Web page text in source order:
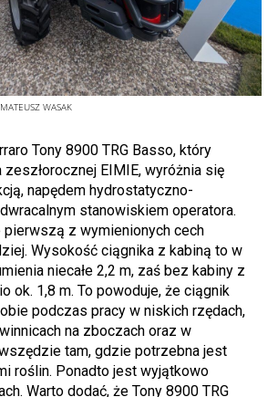
MATEUSZ WASAK
Tony 8900 TRG Basso, który
EIMIE, wyróżnia się
napędem hydrostatyczno-
stanowiskiem operatora.
pierwszą z wymienionych cech
Wysokość ciągnika z kabiną to w
niecałe 2,2 m, zaś bez kabiny z
ok. 1,8 m. To powoduje, że ciągnik
podczas pracy w niskich rzędach,
na zboczach oraz w
tam, gdzie potrzebna jest
roślin. Ponadto jest wyjątkowo
Warto dodać, że Tony 8900 TRG